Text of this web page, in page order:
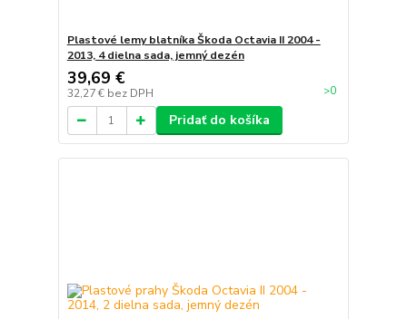
Plastové lemy blatníka Škoda Octavia II 2004 -
2013, 4 dielna sada, jemný dezén
39,69 €
32,27 € bez DPH >0
Pridať do košíka